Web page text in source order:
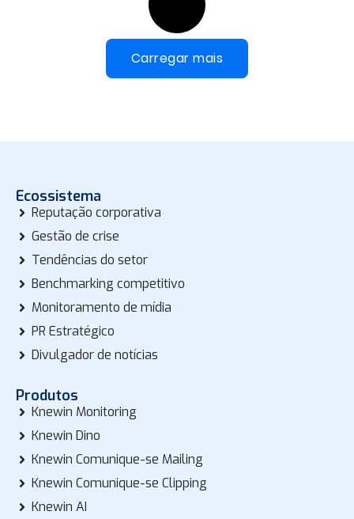
Carregar mais
Ecossistema
Reputação corporativa
Gestão de crise
Tendências do setor
Benchmarking competitivo
Monitoramento de mídia
PR Estratégico
Divulgador de notícias
Produtos
Knewin Monitoring
Knewin Dino
Knewin Comunique-se Mailing
Knewin Comunique-se Clipping
Knewin AI